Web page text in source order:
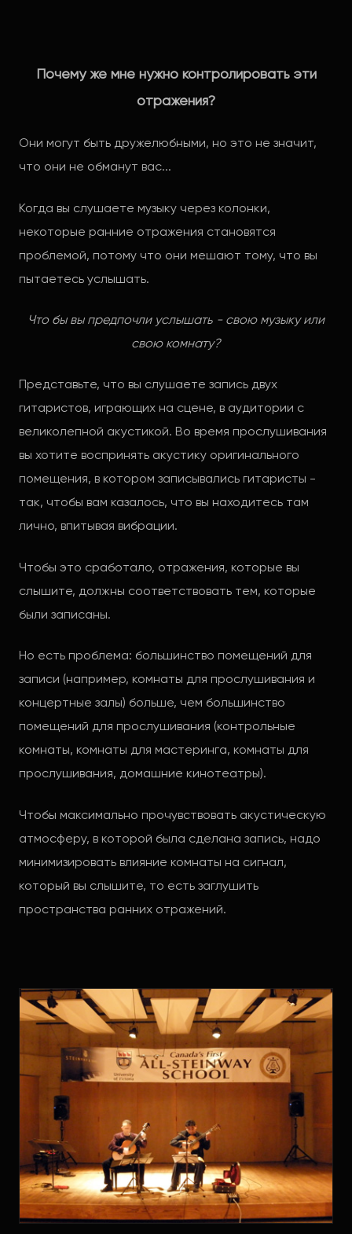
Почему же мне нужно контролировать эти
отражения?
Они могут быть дружелюбными, но это не значит,
что они не обманут вас...
Когда вы слушаете музыку через колонки,
некоторые ранние отражения становятся
проблемой, потому что они мешают тому, что вы
пытаетесь услышать.
Что бы вы предпочли услышать - свою музыку или
свою комнату?
Представьте, что вы слушаете запись двух
гитаристов, играющих на сцене, в аудитории с
великолепной акустикой. Во время прослушивания
вы хотите воспринять акустику оригинального
помещения, в котором записывались гитаристы -
так, чтобы вам казалось, что вы находитесь там
лично, впитывая вибрации.
Чтобы это сработало, отражения, которые вы
слышите, должны соответствовать тем, которые
были записаны.
Но есть проблема: большинство помещений для
записи (например, комнаты для прослушивания и
концертные залы) больше, чем большинство
помещений для прослушивания (контрольные
комнаты, комнаты для мастеринга, комнаты для
прослушивания, домашние кинотеатры).
Чтобы максимально прочувствовать акустическую
атмосферу, в которой была сделана запись, надо
минимизировать влияние комнаты на сигнал,
который вы слышите, то есть заглушить
пространства ранних отражений.